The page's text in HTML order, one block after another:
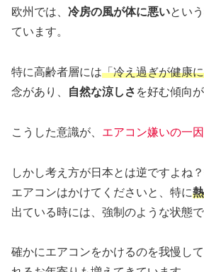
欧州では、 冷房の風が体に悪いとい
ています。
特に高齢者層には「冷え過ぎが健康
念があり、
自然な涼しさ を好む傾向
こうした意識が、 エアコン嫌いの一因
しかし考え方が日本とは逆ですよね
エアコンはかけてくださいと、特に
出ている時には、強制のような状態で
確かにエアコンをかけるのを我慢し